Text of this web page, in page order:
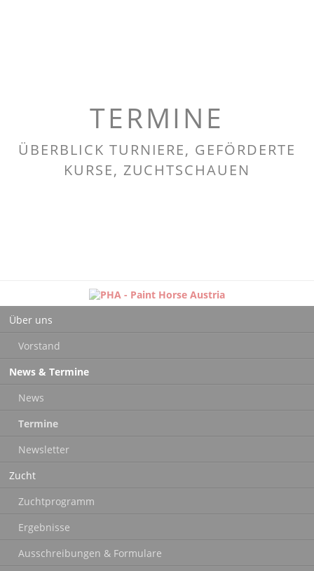
TERMINE
ÜBERBLICK TURNIERE, GEFÖRDERTE
KURSE, ZUCHTSCHAUEN
Navigation
überspringen
Über uns
Vorstand
News & Termine
News
Termine
Newsletter
Zucht
Zuchtprogramm
Ergebnisse
Ausschreibungen & Formulare